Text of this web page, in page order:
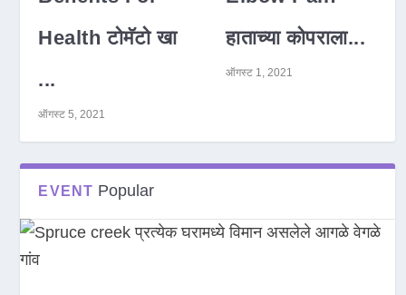
Health टोमॅटो खा
...
ऑगस्ट 5, 2021
हाताच्या कोपराला...
ऑगस्ट 1, 2021
EVENT Popular